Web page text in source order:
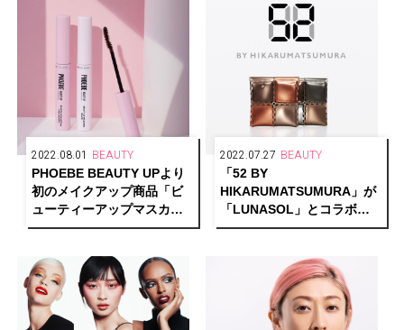
2022.08.01 BEAUTY
PHOEBE BEAUTY UPより
初のメイクアップ商品「ビ
ューティーアップマスカ
ラ」が新発売
2022.07.27 BEAUTY
「52 BY
HIKARUMATSUMURA」が
「LUNASOL」とコラボレ
ーション。マルチポーチを